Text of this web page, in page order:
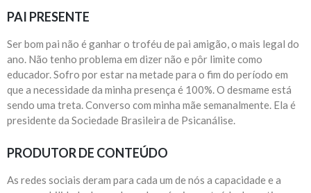
PAI PRESENTE
Ser bom pai não é ganhar o troféu de pai amigão, o mais legal do
ano. Não tenho problema em dizer não e pôr limite como
educador. Sofro por estar na metade para o fim do período em
que a necessidade da minha presença é 100%. O desmame está
sendo uma treta. Converso com minha mãe semanalmente. Ela é
presidente da Sociedade Brasileira de Psicanálise.
PRODUTOR DE CONTEÚDO
As redes sociais deram para cada um de nós a capacidade e a